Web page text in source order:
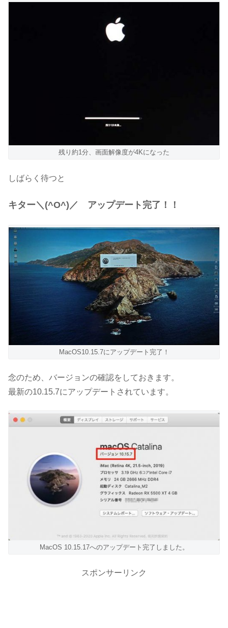
残り約1分、画面解像度が4Kになった
しばらく待つと
キター＼(^O^)／ アップデート完了！！
MacOS10.15.7にアップデート完了！
念のため、バージョンの確認をしておきます。
最新の10.15.7にアップデートされています。
MacOS 10.15.17へのアップデート完了しました。
スポンサーリンク